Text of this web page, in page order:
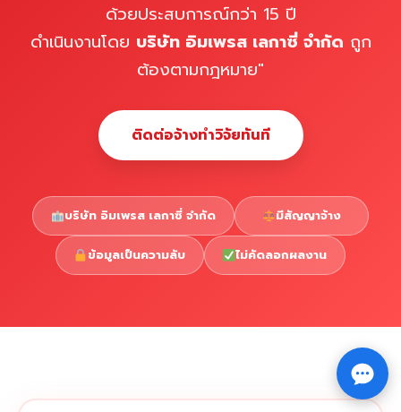
Copyright © 2026 รับทำวิจัย รับทำวิทยานิพนธ์ รับทำ⇧
ด้วยประสบการณ์กว่า 15 ปี
ดำเนินงานโดย บริษัท อิมเพรส เลกาซี่ จำกัด ถูก
ต้องตามกฎหมาย"
ติดต่อจ้างทำวิจัยทันที
บริษัท อิมเพรส เลกาซี่ จำกัด มีสัญญาจ้าง
ข้อมูลเป็นความลับ ไม่คัดลอกผลงาน